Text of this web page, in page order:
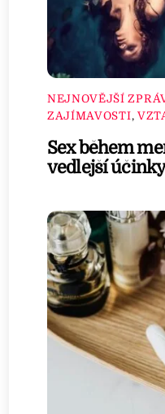
NEJNOVĚJŠÍ
ZAJÍMAVOSTI,
Sex během
vedlejší